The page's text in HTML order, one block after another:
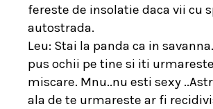
fereste de insolatie daca vii cu
autostrada.
Leu: Stai la panda ca in
pus ochii pe tine si iti
miscare. Mnu..nu esti sexy
ala de te urmareste ar fi